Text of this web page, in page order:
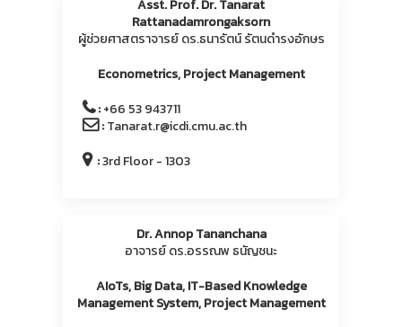
Asst. Prof. Dr. Tanarat
Rattanadamrongaksorn
ผู้ช่วยศาสตราจารย์ ดร.ธนารัตน์ รัตนดำรงอักษร
Econometrics, Project Management
:+66 53 943711
:Tanarat.r@icdi.cmu.ac.th
:3rd Floor - 1303
Dr. Annop Tananchana
อาจารย์ ดร.อรรณพ ธนัญชนะ
AIoTs, Big Data, IT-Based Knowledge
Management System, Project Management